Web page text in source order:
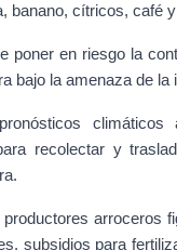
banano, cítricos, café
poner en riesgo la
bajo la amenaza de
climáticos
recolectar y
arroceros
subsidios para